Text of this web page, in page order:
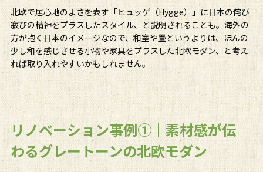
北欧で居心地のよさを表す「ヒュッゲ（Hygge）」に日本の侘び
寂びの精神をプラスしたスタイル、と説明されることも。海外の
方が抱く日本のイメージなので、和室や畳というよりは、ほんの
少し和を感じさせる小物や家具をプラスした北欧モダン、と考え
れば取り入れやすいかもしれません。
リノベーション事例①｜素材感が伝
わるグレートーンの北欧モダン